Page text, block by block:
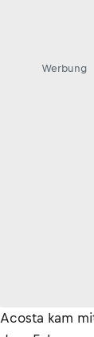
Werbung
Acosta kam